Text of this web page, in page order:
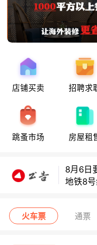
店铺买卖 招聘求
跳蚤市场 房屋租
地铁8
炉！
巴黎地
8月6日
地铁8
巴黎地
火车票 通票